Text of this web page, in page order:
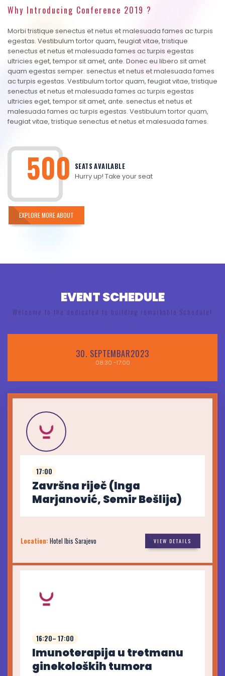
Why Introducing Conference 2019 ?
Morbi tristique senectus et netus et malesuada fames ac turpis
egestas. Vestibulum tortor quam, feugiat vitae, tristique
senectus et netus et malesuada fames ac turpis egestas
ultricies eget, tempor sit amet, ante. Donec eu libero sit amet
quam egestas semper. senectus et netus et malesuada fames
ac turpis egestas. Vestibulum tortor quam, feugiat vitae, tristique
senectus et netus et malesuada fames ac turpis egestas
ultricies eget, tempor sit amet, ante. senectus et netus et
malesuada fames ac turpis egestas. Vestibulum tortor quam,
feugiat vitae, tristique senectus et netus et malesuada fames.
500 SEATS AVAILABLE
Hurry up! Take your seat
EXPLORE MORE ABOUT
EVENT SCHEDULE
Welcome to the dedicated to building remarkable Schedule!
30. SEPTEMBAR2023
08:30 -17:00
17:00
Završna riječ (Inga
Marjanović, Semir Bešlija)
VIEW DETAILS
Location: Hotel Ibis Sarajevo
16:20– 17:00
Imunoterapija u tretmanu
ginekoloških tumora